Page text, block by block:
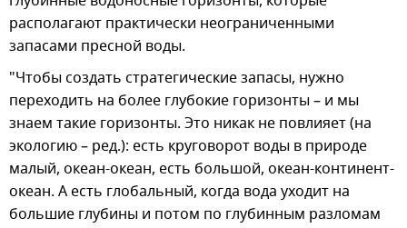
располагают практически неограниченными
запасами пресной воды.
"Чтобы создать стратегические запасы, нужно
переходить на более глубокие горизонты – и мы
знаем такие горизонты. Это никак не повлияет (на
экологию – ред.): есть круговорот воды в природе
малый, океан-океан, есть большой, океан-континент-
океан. А есть глобальный, когда вода уходит на
большие глубины и потом по глубинным разломам